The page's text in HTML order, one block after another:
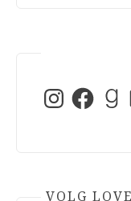
InstagramFacebook
VOLG